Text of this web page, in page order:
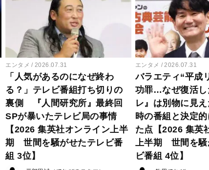
エンタメ 2026.07.31
「人気があるのになぜ終わ
る？」テレビ番組打ち切りの
裏側 『人間研究所』最終回
SPが暴いたテレビ局の事情
【2026 集英社オンライン上半
期 世間を騒がせたテレビ番
組 3位】
エンタメ 2026.07.31
バラエティ“平成
功罪…なぜ復活し
レ』は別物に見
時の番組と決定
た点【2026 集英
上半期 世間を騒
ビ番組 4位】